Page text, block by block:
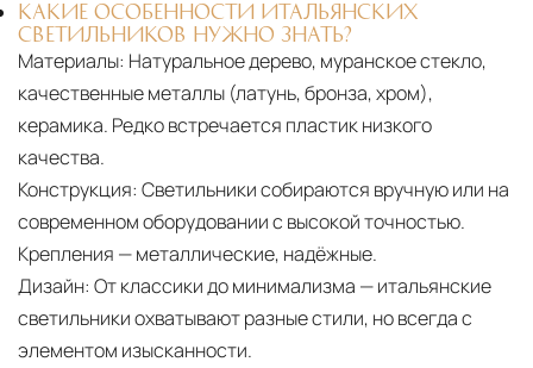
КАКИЕ ОСОБЕННОСТИ ИТАЛЬЯНСКИХ
СВЕТИЛЬНИКОВ НУЖНО ЗНАТЬ?
Материалы: Натуральное дерево, муранское стекло,
качественные металлы (латунь, бронза, хром),
керамика. Редко встречается пластик низкого
качества.
Конструкция: Светильники собираются вручную или на
современном оборудовании с высокой точностью.
Крепления — металлические, надёжные.
Дизайн: От классики до минимализма — итальянские
светильники охватывают разные стили, но всегда с
элементом изысканности.